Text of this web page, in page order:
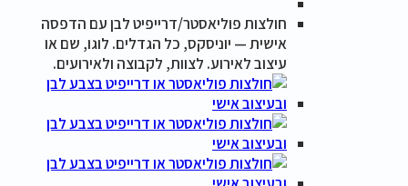
חולצות פוליאסטר/דרייפיט לבן עם הדפסה
אישית — יוניסקס, כל הגדלים. לוגו, שם או
עיצוב לאירוע. לצוות, לקבוצה ולאירועים.